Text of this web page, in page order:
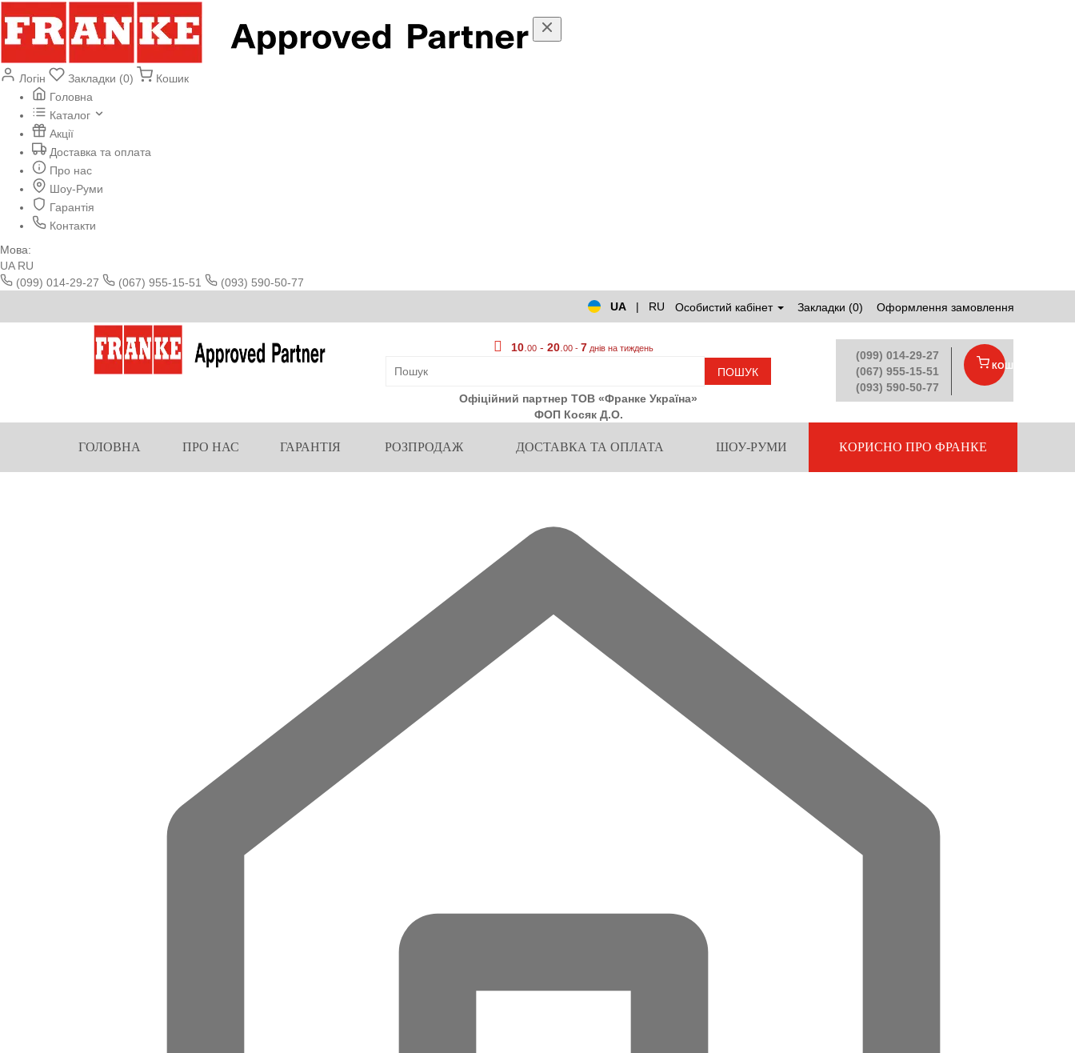
Логін Закладки (0)
Кошик
Головна
Каталог
Акції
Доставка та оплата
Про нас
Шоу-Руми
Гарантія
Контакти
Мова:
UA RU
(099) 014-29-27
(067) 955-15-51
(093) 590-50-77
UA
| RU Особистий кабінет Закладки (0) Оформлення замовлення
10 .00 -20 .00 -7 днів на тиждень
ПОШУК
Офіційний партнер ТОВ «Франке Україна»
ФОП Косяк Д.О.
(099) 014-29-27
(067) 955-15-51
(093) 590-50-77
КОШИК
ГОЛОВНА ПРО НАС ГАРАНТІЯ РОЗПРОДАЖ ДОСТАВКА ТА ОПЛАТА ШОУ-РУМИ КОРИСНО ПРО ФРАНКЕ